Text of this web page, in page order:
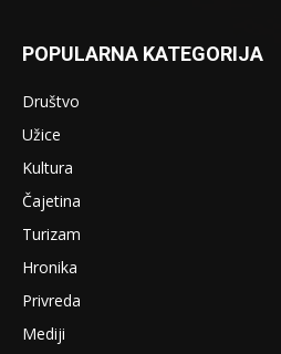
POPULARNA KATEGORIJA
Društvo
Užice
Kultura
Čajetina
Turizam
Hronika
Privreda
Mediji